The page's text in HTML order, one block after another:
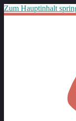
Zum Hauptinhalt